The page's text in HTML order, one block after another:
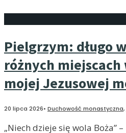
Pielgrzym: długo
różnych
mojej Jezusowej
20 lipca 2026• Duchowość monastyczna,
„Niech dzieje się wola Boża”